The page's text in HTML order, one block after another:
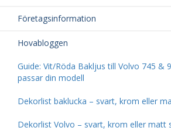
Företagsinformation
Hovabloggen
Guide: Vit/Röda Bakljus till Volvo 745 &
passar din modell
Dekorlist baklucka – svart, krom eller
Dekorlist Volvo – svart, krom eller matt